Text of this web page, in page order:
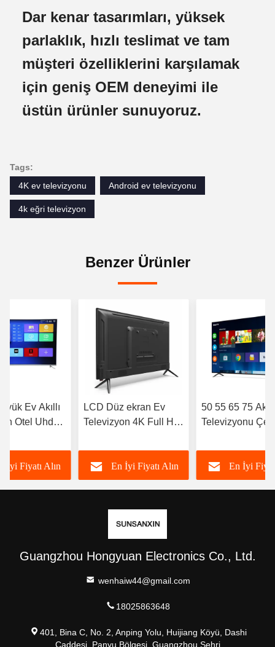
Dar kenar tasarımları, yüksek
parlaklık, hızlı teslimat ve tam
müşteri özelliklerini karşılamak
için geniş OEM deneyimi ile
üstün ürünler sunuyoruz.
Tags:
4K ev televizyonu
Android ev televizyonu
4k eğri televizyon
Benzer Ürünler
Ev Akıllı
Otel Uhd
İyi Fiyatı Alın
LCD Düz ekran Ev
Televizyon 4K Full HD
çözünürlüklü Akıllı TV
98 100 105 110 Inch
En İyi Fiyatı Alın
50 55 65 75
Televizyonu
OEM ODM
En İyi
Guangzhou Hongyuan Electronics Co., Ltd.
wenhaiw44@gmail.com
18025863648
401, Bina C, No. 2, Anping Yolu, Huijiang Köyü, Dashi
Caddesi, Panyu Bölgesi, Guangzhou Şehri